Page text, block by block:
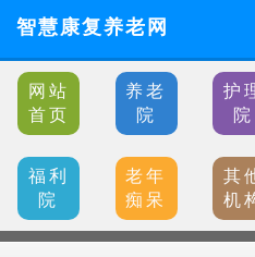
智慧康复养老网
网站
首页
养老
院
护
院
福利
院
老年
痴呆
其
机